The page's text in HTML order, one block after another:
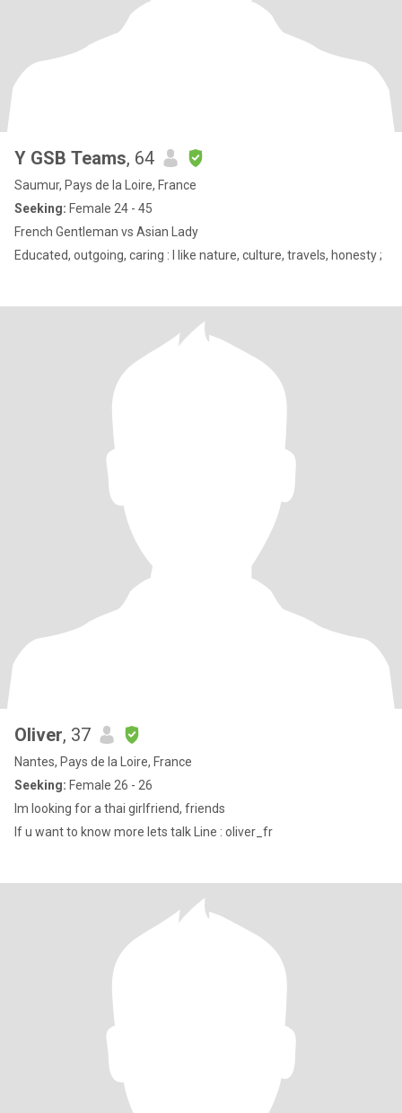
Y GSB Teams, 64
Saumur, Pays de la Loire, France
Seeking: Female 24 - 45
French Gentleman vs Asian Lady
Educated, outgoing, caring : I like nature, culture, travels, honesty ;
Oliver, 37
Nantes, Pays de la Loire, France
Seeking: Female 26 - 26
Im looking for a thai girlfriend, friends
If u want to know more lets talk Line : oliver_fr